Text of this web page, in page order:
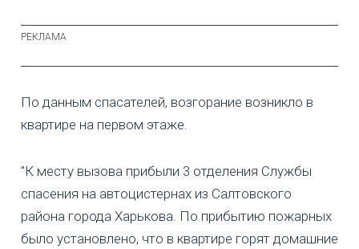
По данным спасателей, возгорание возникло в
квартире на первом этаже.
"К месту вызова прибыли 3 отделения Службы
спасения на автоцистернах из Салтовского
района города Харькова. По прибытию пожарных
было установлено, что в квартире горят домашние